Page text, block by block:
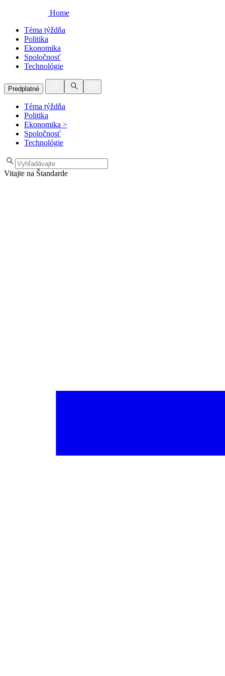
Home
Téma týždňa
Politika
Ekonomika
Spoločnosť
Technológie
Predplatné
Téma týždňa
Politika
Ekonomika >
Spoločnosť
Technológie
Vitajte na Štandarde